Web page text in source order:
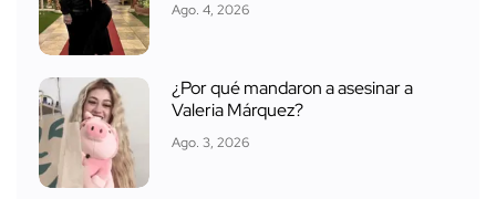
Ago. 4, 2026
¿Por qué mandaron a asesinar a
Valeria Márquez?
Ago. 3, 2026